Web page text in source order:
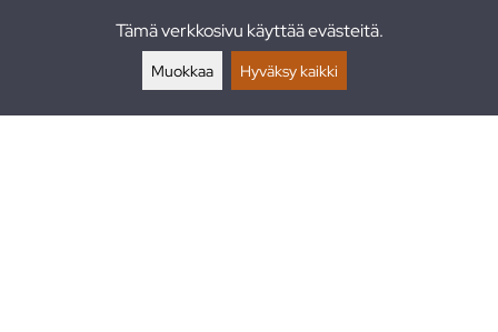
Tämä verkkosivu käyttää evästeitä.
Muokkaa Hyväksy kaikki